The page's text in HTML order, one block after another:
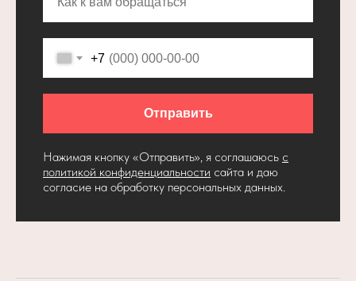
+7
Отправить
Нажимая кнопку «Отправить», я соглашаюсь с
политикой конфиденциальности сайта и даю
согласие на обработку персональных данных.